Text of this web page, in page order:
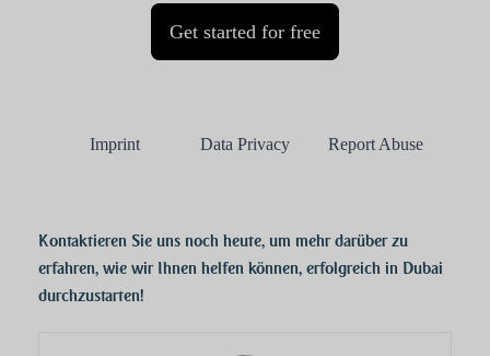
Kontaktieren Sie uns noch heute, um mehr darüber zu
erfahren, wie wir Ihnen helfen können, erfolgreich in Dubai
durchzustarten!